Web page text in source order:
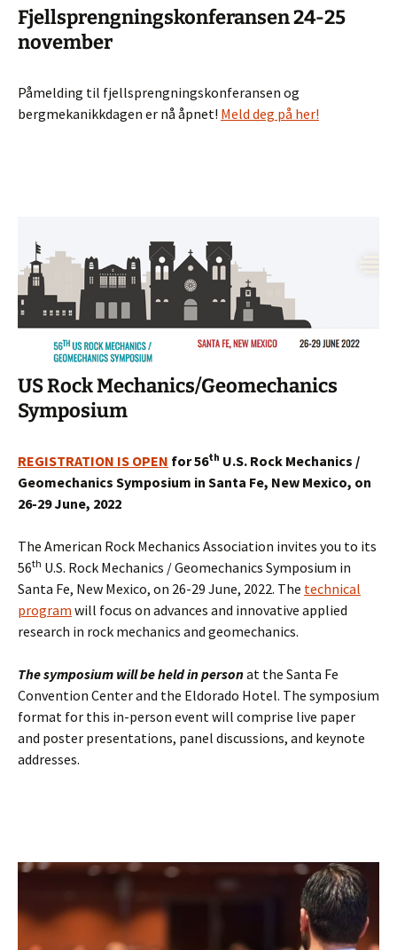
Fjellsprengningskonferansen 24-25
november
Påmelding til fjellsprengningskonferansen og
bergmekanikkdagen er nå åpnet! Meld deg på her!
US Rock Mechanics/Geomechanics
Symposium
REGISTRATION IS OPEN for56th U.S. Rock Mechanics /
Geomechanics Symposium in Santa Fe, New Mexico, on
26-29 June, 2022
The American Rock Mechanics Association invites you to its
56th U.S. Rock Mechanics / Geomechanics Symposium in
Santa Fe, New Mexico, on 26-29 June, 2022. The technical
program will focus on advances and innovative applied
research in rock mechanics and geomechanics.
The symposium will be held in personat the Santa Fe
Convention Center and the Eldorado Hotel. The symposium
format for this in-person event will comprise live paper
and poster presentations, panel discussions, and keynote
addresses.